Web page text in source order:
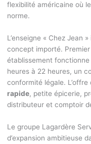
flexibilité américaine où
norme.
L’enseigne « Chez Jean
concept importé.
établissement
heures à 22 heures, un
conformité légale.
rapide, petite épicerie,
distributeur et comptoir
Le groupe Lagardère
d’expansion ambitieuse